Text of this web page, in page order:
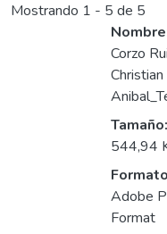
Mostrando 1 - 5 de 5
Corzo
Christian
Tamaño:
544,94
Adobe
Format